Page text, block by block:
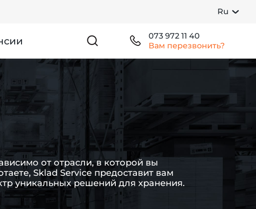
Ru
073 972 11 40
Вам перезвонить?
от отрасли, в которой вы
Sklad Service предоставит вам
уникальных решений для хранения.